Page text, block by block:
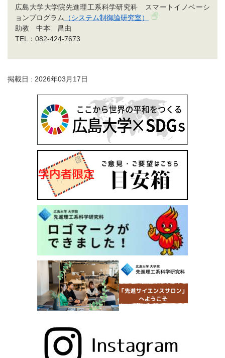
広島大学大学院先進理工系科学研究科 スマートイノベーシ
ョンプログラム
（システム制御論研究室）
助教 中本 昌由
TEL：082-424-7673
掲載日 : 2026年03月17日